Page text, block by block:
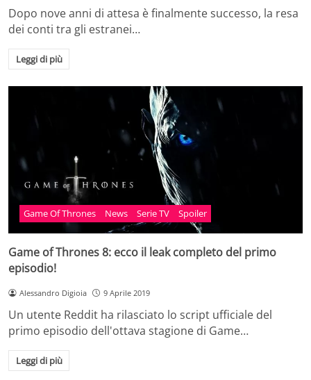
Dopo nove anni di attesa è finalmente successo, la resa
dei conti tra gli estranei…
Leggi di più
Game Of Thrones News Serie TV Spoiler
Game of Thrones 8: ecco il leak completo del primo
episodio!
Alessandro Digioia 9 Aprile 2019
Un utente Reddit ha rilasciato lo script ufficiale del
primo episodio dell'ottava stagione di Game…
Leggi di più